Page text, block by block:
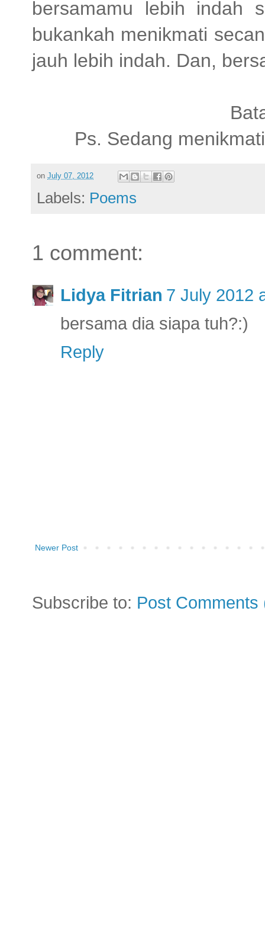
bersamamu lebih indah
bukankah menikmati
jauh lebih indah. Dan,
Ps. Sedang
on July 07, 2012
Labels: Poems
1 comment:
Lidya Fitrian 7 July 2012
bersama dia siapa tuh?:)
Reply
Newer Post
Subscribe to: Post Comments